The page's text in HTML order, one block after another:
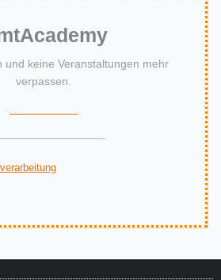
Academy
und keine Veranstaltungen mehr
verpassen.